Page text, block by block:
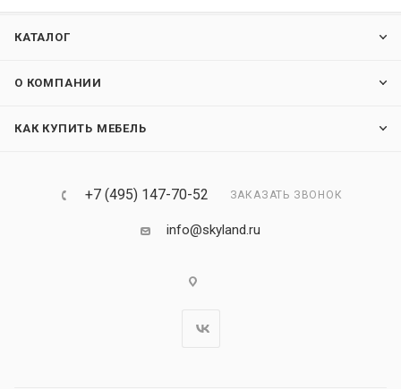
КАТАЛОГ
О КОМПАНИИ
КАК КУПИТЬ МЕБЕЛЬ
+7 (495) 147-70-52 ЗАКАЗАТЬ ЗВОНОК
info@skyland.ru